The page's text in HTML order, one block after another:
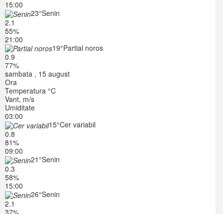
15:00
23°Senin
2.1
55%
21:00
19°Partial noros
0.9
77%
sambata , 15 august
Ora
Temperatura °C
Vant, m/s
Umiditate
03:00
15°Cer variabil
0.8
81%
09:00
21°Senin
0.3
58%
15:00
26°Senin
2.1
37%